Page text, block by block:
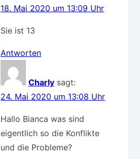
18. Mai 2020 um 13:09 Uhr
Sie ist 13
Antworten
Charly sagt:
24. Mai 2020 um 13:08 Uhr
Hallo Bianca was sind
eigentlich so die Konflikte
und die Probleme?